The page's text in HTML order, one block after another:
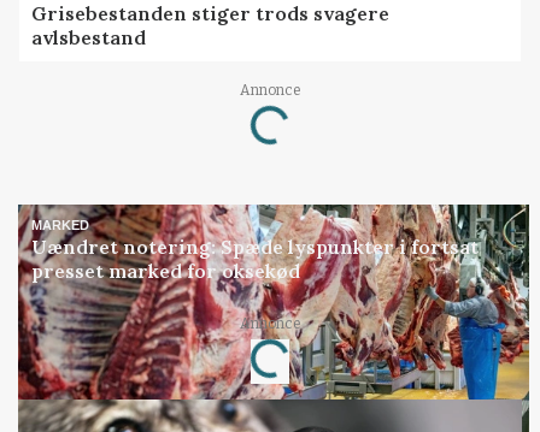
Grisebestanden stiger trods svagere
avlsbestand
Annonce
Loading...
MARKED
Uændret notering: Spæde lyspunkter i fortsat
presset marked for oksekød
Annonce
Loading...